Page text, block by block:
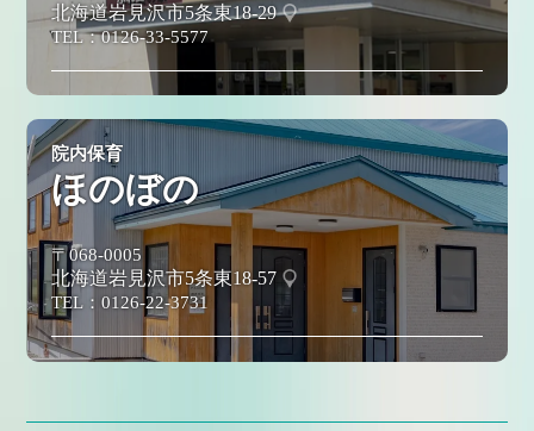
北海道岩見沢市5条東18-29
TEL：0126-33-5577
院内保育
ほのぼの
〒068-0005
北海道岩見沢市5条東18-57
TEL： 0126-22-3731